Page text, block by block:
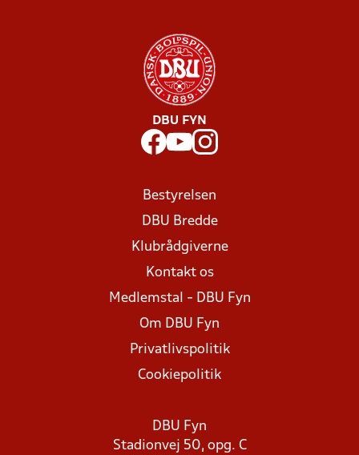
DBU FYN
Bestyrelsen
DBU Bredde
Klubrådgiverne
Kontakt os
Medlemstal - DBU Fyn
Om DBU Fyn
Privatlivspolitik
Cookiepolitik
DBU Fyn
Stadionvej 50, opg. C